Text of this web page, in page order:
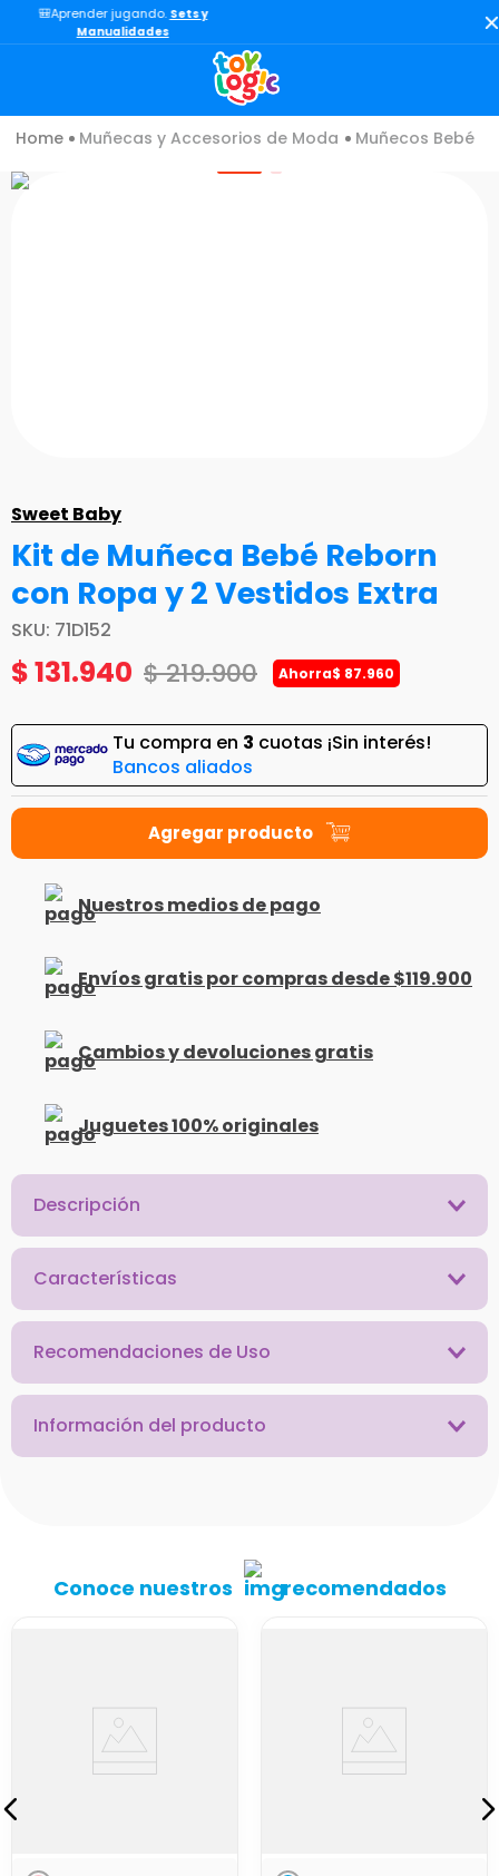
🎒Aprender jugando.Sets y
Manualidades
Muñecas y Accesorios de Moda Muñecos Bebé
Sweet Baby
Kit de Muñeca Bebé Reborn
con Ropa y 2 Vestidos Extra
SKU: 71D152
$131.940 $219.900 Ahorra$ 87.960
Tu compra en 3 cuotas ¡Sin interés!
Bancos aliados
Nuestros medios de pago
Envíos gratis por compras desde $119.900
Cambios y devoluciones gratis
Juguetes 100% originales
Descripción
Características
Recomendaciones de Uso
Información del producto
Conoce nuestros recomendados
TÉRMINOS MÁS BUSCADOS
3.
carro
4